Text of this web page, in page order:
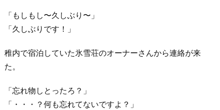
「もしもし〜久しぶり〜」
「久しぶりです！」
稚内で宿泊していた氷雪荘のオーナーさんから連絡が来
た。
「忘れ物しとったろ？」
「・・・？何も忘れてないですよ？」